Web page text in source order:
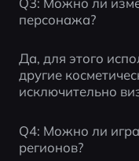
персонажа?
Да, для этого
другие
исключительно
Q4: Можно ли
регионов?